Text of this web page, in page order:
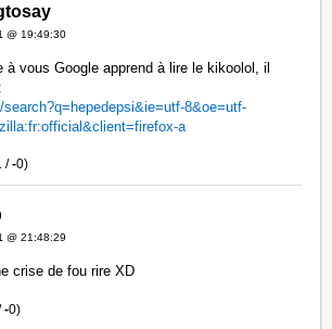
@ 19:49:30
à vous Google apprend à lire le kikoolol, il
search?q=hepedepsi&ie=utf-8&oe=utf-
a
/-0)
@ 21:48:29
crise de fou rire XD
-0)